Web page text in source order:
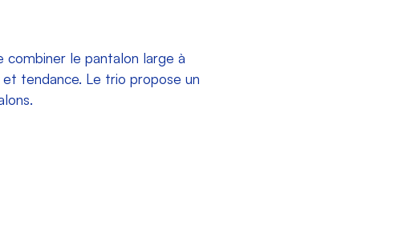
combiner le pantalon large à
tendance. Le trio propose un